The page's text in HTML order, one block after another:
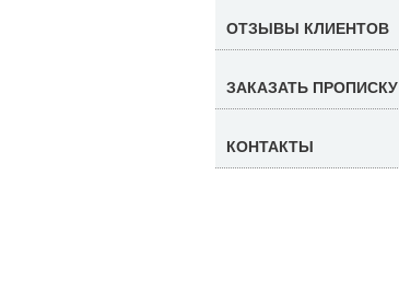
ОТЗЫВЫ КЛИЕНТОВ
ЗАКАЗАТЬ ПРОПИСКУ
КОНТАКТЫ